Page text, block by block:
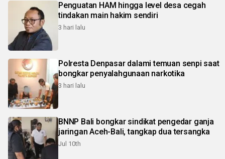
Penguatan HAM hingga level desa cegah
tindakan main hakim sendiri
3 hari lalu
Polresta Denpasar dalami temuan senpi saat
bongkar penyalahgunaan narkotika
3 hari lalu
BNNP Bali bongkar sindikat pengedar ganja
jaringan Aceh-Bali, tangkap dua tersangka
Jul 10th